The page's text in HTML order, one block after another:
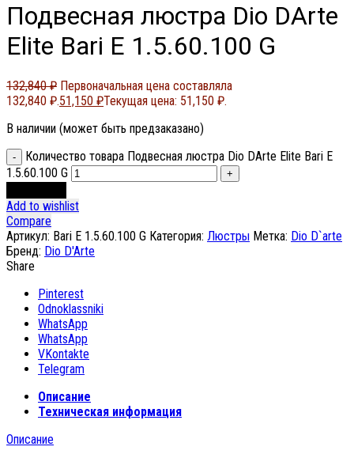
Подвесная люстра Dio DArte
Elite Bari E 1.5.60.100 G
132,840₽ Первоначальная цена составляла
132,840 ₽.51,150 ₽Текущая цена: 51,150 ₽.
В наличии (может быть предзаказано)
Количество товара Подвесная люстра Dio DArte Elite Bari E
1.5.60.100 G
Add to wishlist
Compare
Артикул: Bari E 1.5.60.100 G Категория: Люстры Метка: Dio D`arte
Бренд: Dio D'Arte
Share
Pinterest
Odnoklassniki
WhatsApp
WhatsApp
VKontakte
Telegram
Описание
Техническая информация
Описание